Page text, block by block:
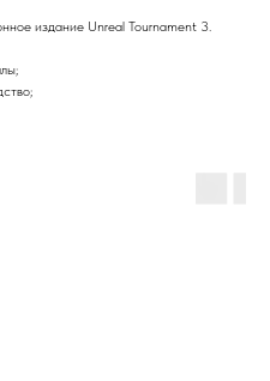
издание Unreal Tournament 3.